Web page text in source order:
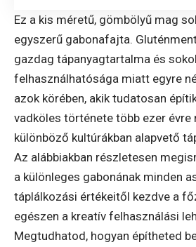
Ez a kis méretű, gömbölyű mag
egyszerű gabonafajta.
gazdag tápanyagtartalma és
felhasználhatósága miatt egyre
azok körében, akik tudatosan
vadköles története több ezer évre
különböző kultúrákban alapvető
Az alábbiakban részletesen
a különleges gabonának minden
táplálkozási értékeitől kezdve a
egészen a kreatív felhasználási
Megtudhatod, hogyan építheted